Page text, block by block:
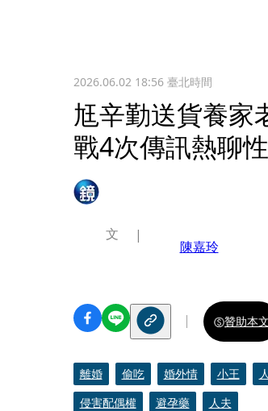
2026.06.02 18:56臺北時間
尪辛勤送貨養
戰4次傳訊熱聊
文
陳嘉玲
贊助本文
離婚 偷吃 婚外情 小王
侵害配偶權
避孕藥 人夫